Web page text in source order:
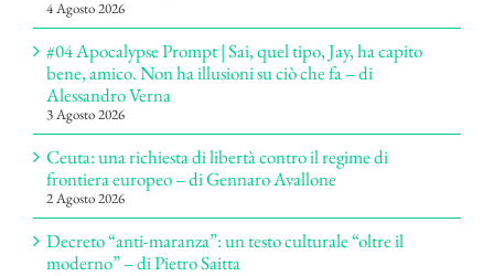
4 Agosto 2026
#04 Apocalypse Prompt | Sai, quel tipo, Jay, ha capito
bene, amico. Non ha illusioni su ciò che fa – di
Alessandro Verna
3 Agosto 2026
Ceuta: una richiesta di libertà contro il regime di
frontiera europeo – di Gennaro Avallone
2 Agosto 2026
Decreto “anti-maranza”: un testo culturale “oltre il
moderno” – di Pietro Saitta